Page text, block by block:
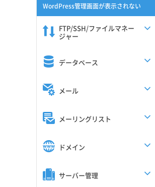
WordPress管理画面が表示されない
FTP/SSH/ファイルマネー
ジャー
データベース
メール
メーリングリスト
ドメイン
サーバー管理